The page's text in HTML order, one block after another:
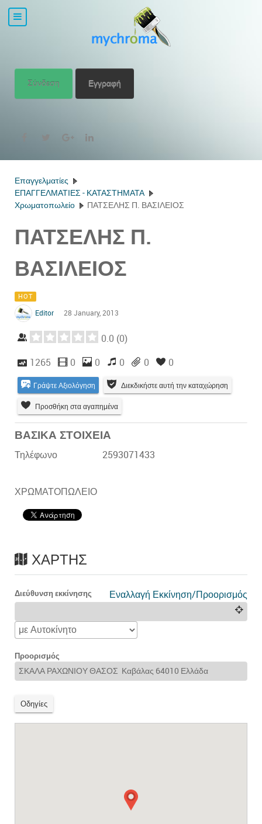
Σύνδεση Εγγραφή
Επαγγελματίες
ΕΠΑΓΓΕΛΜΑΤΙΕΣ - ΚΑΤΑΣΤΗΜΑΤΑ
Χρωματοπωλείο
ΠΑΤΣΕΛΗΣ Π. ΒΑΣΙΛΕΙΟΣ
ΠΑΤΣΕΛΗΣ Π.
ΒΑΣΙΛΕΙΟΣ
HOT
Editor 28 January, 2013
0.0 (0)
1265 0 0 0 0 0
Γράψτε Αξιολόγηση Διεκδικήστε αυτή την καταχώρηση
Προσθήκη στα αγαπημένα
ΒΑΣΙΚΑ ΣΤΟΙΧΕΙΑ
Τηλέφωνο 2593071433
ΧΡΩΜΑΤΟΠΩΛΕΙΟ
ΧΆΡΤΗΣ
Εναλλαγή Εκκίνηση/Προορισμός
Διεύθυνση εκκίνησης
Προορισμός
Οδηγίες